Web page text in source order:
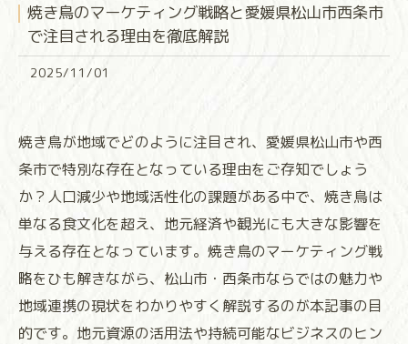
焼き鳥のマーケティング戦略と愛媛県松山市西条市
で注目される理由を徹底解説
2025/11/01
焼き鳥が地域でどのように注目され、愛媛県松山市や西
条市で特別な存在となっている理由をご存知でしょう
か？人口減少や地域活性化の課題がある中で、焼き鳥は
単なる食文化を超え、地元経済や観光にも大きな影響を
与える存在となっています。焼き鳥のマーケティング戦
略をひも解きながら、松山市・西条市ならではの魅力や
地域連携の現状をわかりやすく解説するのが本記事の目
的です。地元資源の活用法や持続可能なビジネスのヒン